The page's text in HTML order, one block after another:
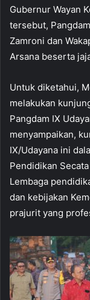
Gubernur Wayan
tersebut,
Zamroni dan
Arsana beserta
Untuk diketahui,
melakukan
Pangdam IX
menyampaikan,
IX/Udayana ini
Pendidikan
Lembaga
dan kebijakan
prajurit yang